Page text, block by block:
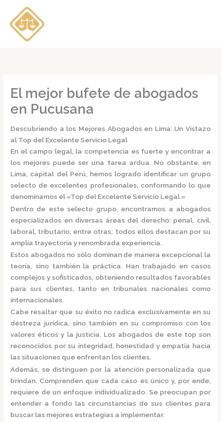
contenido
El mejor bufete de abogados
en Pucusana
Descubriendo a los Mejores Abogados en Lima: Un Vistazo
al Top del Excelente Servicio Legal
En el campo legal, la competencia es fuerte y encontrar a
los mejores puede ser una tarea ardua. No obstante, en
Lima, capital del Perú, hemos logrado identificar un grupo
selecto de excelentes profesionales, conformando lo que
denominamos el «Top del Excelente Servicio Legal.»
Dentro de este selecto grupo, encontramos a abogados
especializados en diversas áreas del derecho: penal, civil,
laboral, tributario, entre otras; todos ellos destacan por su
amplia trayectoria y renombrada experiencia.
Estos abogados no sólo dominan de manera excepcional la
teoría, sino también la práctica. Han trabajado en casos
complejos y sofisticados, obteniendo resultados favorables
para sus clientes, tanto en tribunales nacionales como
internacionales.
Cabe resaltar que su éxito no radica exclusivamente en su
destreza jurídica, sino también en su compromiso con los
valores éticos y la justicia. Los abogados de este top son
reconocidos por su integridad, honestidad y empatía hacia
las situaciones que enfrentan los clientes.
Además, se distinguen por la atención personalizada que
brindan. Comprenden que cada caso es único y, por ende,
requiere de un enfoque individualizado. Se preocupan por
entender a fondo las circunstancias de sus clientes para
buscar las mejores estrategias a implementar.